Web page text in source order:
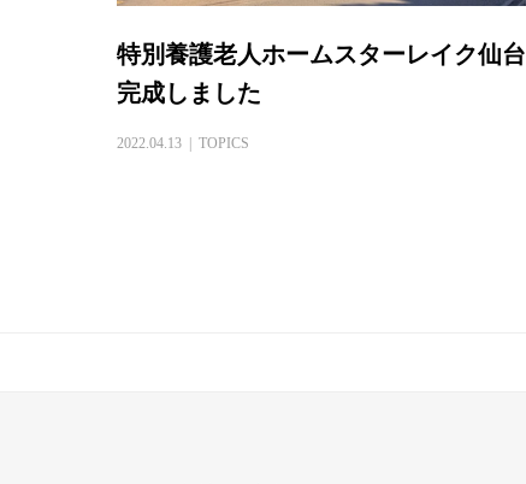
特別養護老人ホームスターレイク仙台
完成しました
2022.04.13 TOPICS